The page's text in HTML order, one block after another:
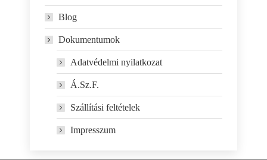
Blog
Dokumentumok
Adatvédelmi nyilatkozat
Á.Sz.F.
Szállítási feltételek
Impresszum